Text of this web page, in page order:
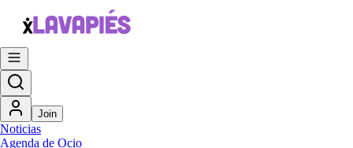
Join
Noticias
Agenda de Ocio